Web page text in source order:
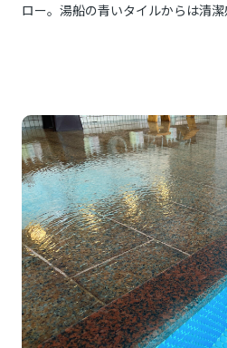
ロー。湯船の青いタイルからは清潔